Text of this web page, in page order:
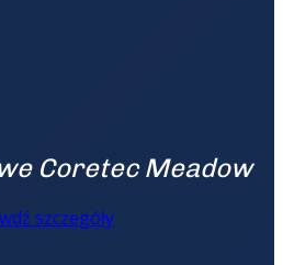
Coretec Meadow
szczegóły